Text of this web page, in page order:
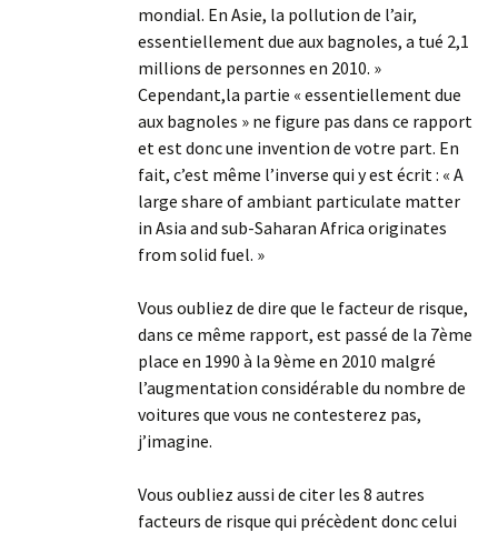
mondial. En Asie, la pollution de l’air,
essentiellement due aux bagnoles, a tué 2,1
millions de personnes en 2010. »
Cependant,la partie « essentiellement due
aux bagnoles » ne figure pas dans ce rapport
et est donc une invention de votre part. En
fait, c’est même l’inverse qui y est écrit : « A
large share of ambiant particulate matter
in Asia and sub-Saharan Africa originates
from solid fuel. »
Vous oubliez de dire que le facteur de risque,
dans ce même rapport, est passé de la 7ème
place en 1990 à la 9ème en 2010 malgré
l’augmentation considérable du nombre de
voitures que vous ne contesterez pas,
j’imagine.
Vous oubliez aussi de citer les 8 autres
facteurs de risque qui précèdent donc celui